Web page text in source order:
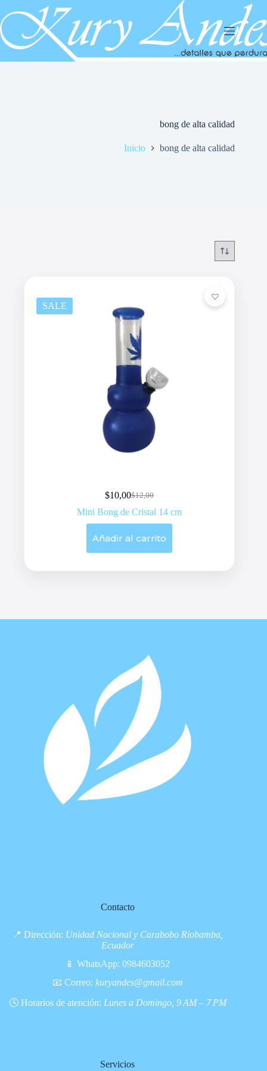
al
contenido
bong de alta calidad
Inicio bong de alta calidad
SALE
$12,00
Original
price
was:
$10,00Current
price
is:
Mini Bong de Cristal 14 cm
Añadir al carrito
Contacto
📍 Dirección: Unidad Nacional y Carabobo Riobamba,
Ecuador
📱 WhatsApp:0984603052
📧 Correo: kuryandes@gmail.com
🕓 Horarios de atención: Lunes a Domingo, 9 AM – 7 PM
Servicios